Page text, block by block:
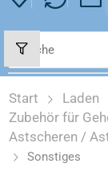
Start Laden
Zubehör für
Astscheren /
Sonstiges